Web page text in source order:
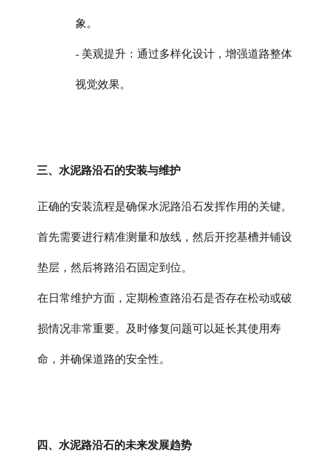
象。
- 美观提升：通过多样化设计，增强道路整体
视觉效果。
三、水泥路沿石的安装与维护
正确的安装流程是确保水泥路沿石发挥作用的关键。
首先需要进行精准测量和放线，然后开挖基槽并铺设
垫层，然后将路沿石固定到位。
在日常维护方面，定期检查路沿石是否存在松动或破
损情况非常重要。及时修复问题可以延长其使用寿
命，并确保道路的安全性。
四、水泥路沿石的未来发展趋势